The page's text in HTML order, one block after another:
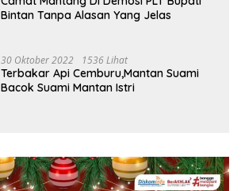
Bintan Tanpa Alasan Yang Jelas
30 Oktober 2022 1536 Lihat
Terbakar Api Cemburu,Mantan Suami
Bacok Suami Mantan Istri